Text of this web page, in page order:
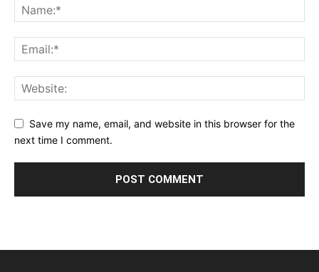
Save my name, email, and website in this browser for the
next time I comment.